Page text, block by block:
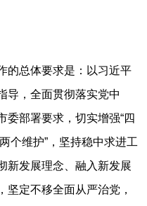
总体要求是：以习近平
导，全面贯彻落实党中
委部署要求，切实增强“四
个维护”，坚持稳中求进工
新发展理念、融入新发展
坚定不移全面从严治党，